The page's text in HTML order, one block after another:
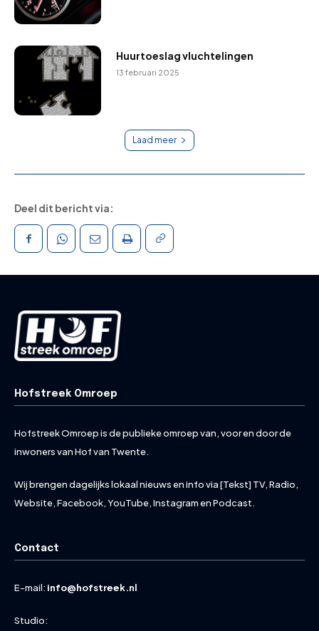
Huurtoeslag vluchtelingen
13 februari 2025
Laad meer
Deel dit bericht via:
Hofstreek Omroep
Hofstreek Omroep is de publieke omroep van, voor en door de
inwoners van Hof van Twente.
Wij brengen dagelijks lokaal nieuws en info via [Tekst] TV, Radio,
Website, Facebook, YouTube, Instagram en Podcast.
Contact
E-mail: info@hofstreek.nl
Studio: